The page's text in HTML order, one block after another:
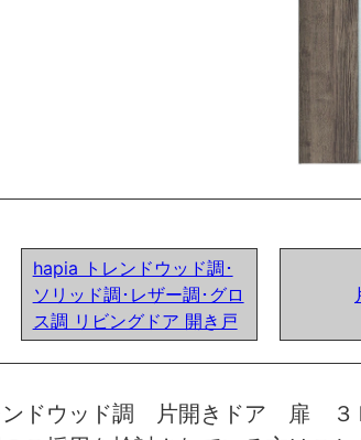
hapia トレンドウッド調･
ソリッド調･レザー調･グロ
ス調 リビングドア 開き戸
ンドウッド調 片開きドア 扉